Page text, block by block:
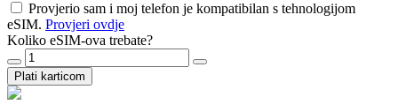
Provjerio sam i moj telefon je kompatibilan s tehnologijom
eSIM. Provjeri ovdje
Koliko eSIM-ova trebate?
Plati karticom